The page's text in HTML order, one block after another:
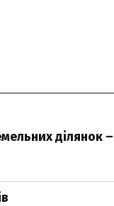
ділянок –